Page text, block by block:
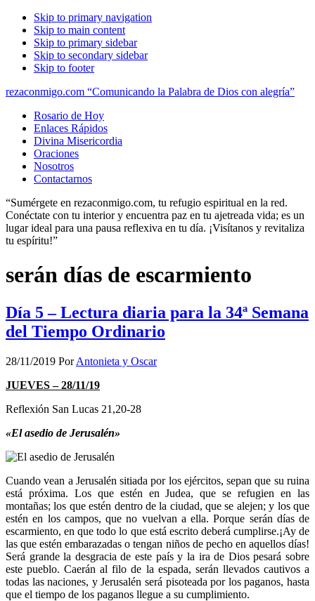
Skip to primary navigation
Skip to main content
Skip to primary sidebar
Skip to secondary sidebar
Skip to footer
rezaconmigo.com “Comunicando la Palabra de Dios con alegría”
Rosario de Hoy
Enlaces Rápidos
Divina Misericordia
Oraciones
Nosotros
Contactarnos
“Sumérgete en rezaconmigo.com, tu refugio espiritual en la red.
Conéctate con tu interior y encuentra paz en tu ajetreada vida; es un
lugar ideal para una pausa reflexiva en tu día. ¡Visítanos y revitaliza
tu espíritu!”
serán días de escarmiento
Día 5 – Lectura diaria para la 34ª Semana
del Tiempo Ordinario
28/11/2019 PorAntonieta y Oscar
JUEVES – 28/11/19
Reflexión San Lucas 21,20-28
«El asedio de Jerusalén»
Cuando vean a Jerusalén sitiada por los ejércitos, sepan que su ruina
está próxima. Los que estén en Judea, que se refugien en las
montañas; los que estén dentro de la ciudad, que se alejen; y los que
estén en los campos, que no vuelvan a ella. Porque serán días de
escarmiento, en que todo lo que está escrito deberá cumplirse.¡Ay de
las que estén embarazadas o tengan niños de pecho en aquellos días!
Será grande la desgracia de este país y la ira de Dios pesará sobre
este pueblo. Caerán al filo de la espada, serán llevados cautivos a
todas las naciones, y Jerusalén será pisoteada por los paganos, hasta
que el tiempo de los paganos llegue a su cumplimiento.